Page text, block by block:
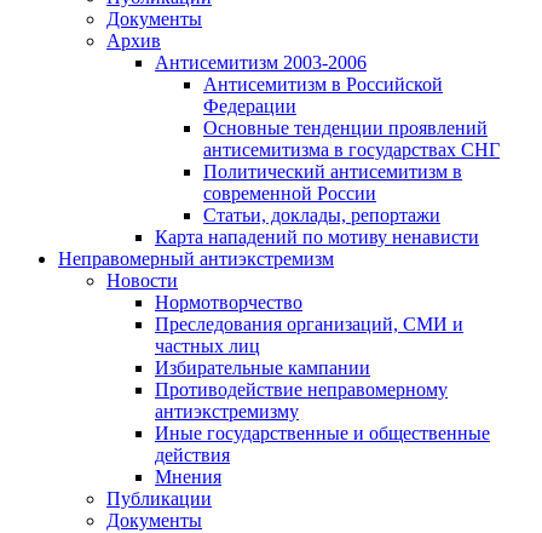
Документы
Архив
Антисемитизм 2003-2006
Антисемитизм в Российской
Федерации
Основные тенденции проявлений
антисемитизма в государствах СНГ
Политический антисемитизм в
современной России
Статьи, доклады, репортажи
Карта нападений по мотиву ненависти
Неправомерный антиэкстремизм
Новости
Нормотворчество
Преследования организаций, СМИ и
частных лиц
Избирательные кампании
Противодействие неправомерному
антиэкстремизму
Иные государственные и общественные
действия
Мнения
Публикации
Документы